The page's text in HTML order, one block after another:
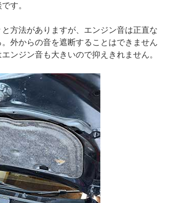
す。
方法がありますが、エンジン音は正直な
外からの音を遮断することはできません
ンジン音も大きいので抑えきれません。